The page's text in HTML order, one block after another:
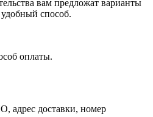
вам предложат варианты
способ.
оплаты.
адрес доставки, номер